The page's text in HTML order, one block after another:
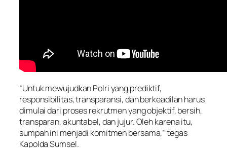
“Untuk mewujudkan Polri yang prediktif,
responsibilitas, transparansi, dan berkeadilan harus
dimulai dari proses rekrutmen yang objektif, bersih,
transparan, akuntabel, dan jujur. Oleh karena itu,
sumpah ini menjadi komitmen bersama,” tegas
Kapolda Sumsel.